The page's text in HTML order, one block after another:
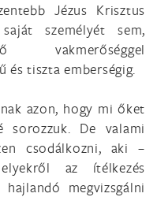
Jézus Krisztus
személyét sem,
vakmerőséggel
és tiszta emberségig.
azon, hogy mi őket
sorozzuk. De valami
csodálkozni, aki –
az ítélkezés
megvizsgálni